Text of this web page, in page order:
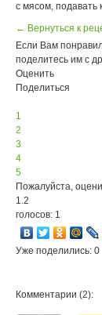
с мясом, подавать
← Вернуться к
Если Вам
поделитесь им с
Оценить
Поделиться
1
2
3
4
5
Пожалуйста,
1.2
голосов: 1
Уже поделились: 0
Комментарии (2):